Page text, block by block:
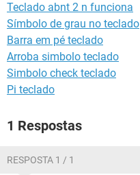
Teclado abnt 2 n funciona
Símbolo de grau no teclado
Barra em pé teclado
Arroba simbolo teclado
Simbolo check teclado
Pi teclado
1 Respostas
RESPOSTA 1 / 1